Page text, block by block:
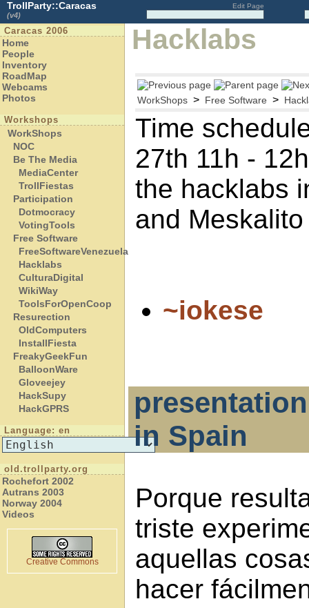
TrollParty::Caracas
(v4)
Edit Page
Caracas 2006
Home
People
Inventory
RoadMap
Webcams
Photos
Workshops
WorkShops
NOC
Be The Media
MediaCenter
TrollFiestas
Participation
Dotmocracy
VotingTools
Free Software
FreeSoftwareVenezuela
Hacklabs
CulturaDigital
WikiWay
ToolsForOpenCoop
Resurection
OldComputers
InstallFiesta
FreakyGeekFun
BalloonWare
Gloveejey
HackSupy
HackGPRS
Language: en
old.trollparty.org
Rochefort 2002
Autrans 2003
Norway 2004
Videos
Creative Commons
Hacklabs
WorkShops > Free Software >
Time
27th 11h -
the hacklabs
and Meskalito
~iokese
in Spain
Porque
triste
aquellas
hacer